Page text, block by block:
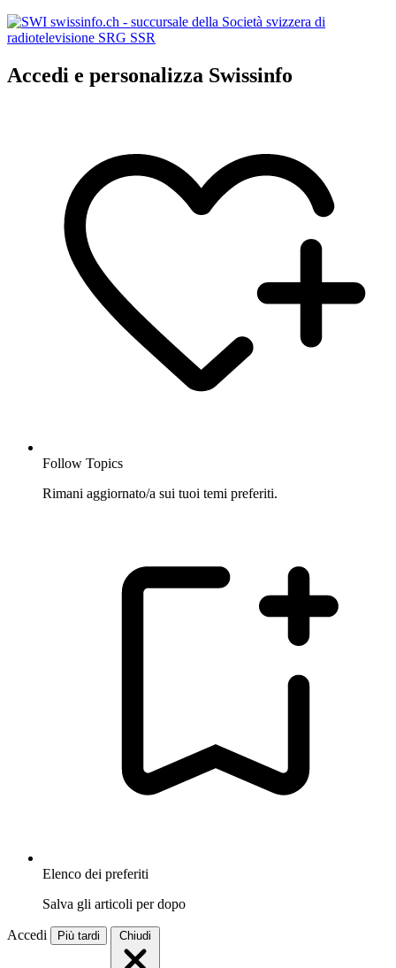
Accedi e personalizza Swissinfo
Follow Topics
Rimani aggiornato/a sui tuoi temi preferiti.
Elenco dei preferiti
Salva gli articoli per dopo
Accedi Più tardi Chiudi